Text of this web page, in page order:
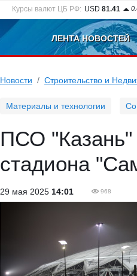
Курсы валют ЦБ РФ: USD 81.41
ЛЕНТА НОВОСТЕЙ
Новости Строительство и
Материалы и технологии
ПСО "Казань"
стадиона
29 мая 2025 14:01 968